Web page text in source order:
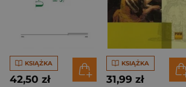
KSIĄŻKA
42,50 zł
KSIĄŻKA
31,99 zł